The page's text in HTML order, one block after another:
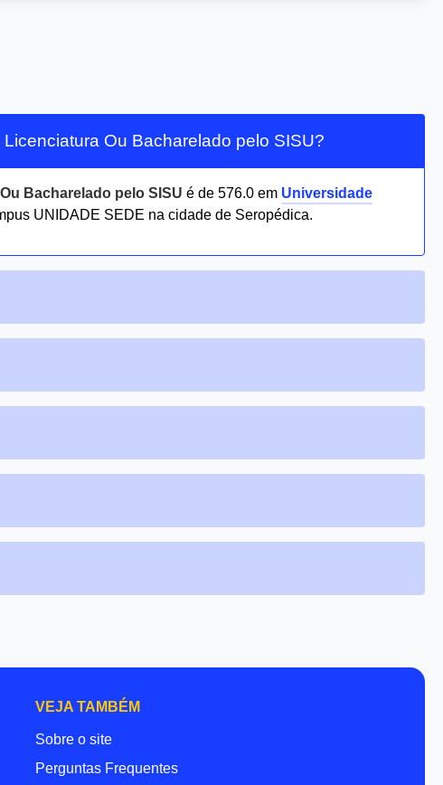
Ou Bacharelado pelo SISU?
Bacharelado pelo SISU é de 576.0 em Universidade
UNIDADE SEDE na cidade de Seropédica.
VEJA TAMBÉM
Sobre o site
Perguntas Frequentes